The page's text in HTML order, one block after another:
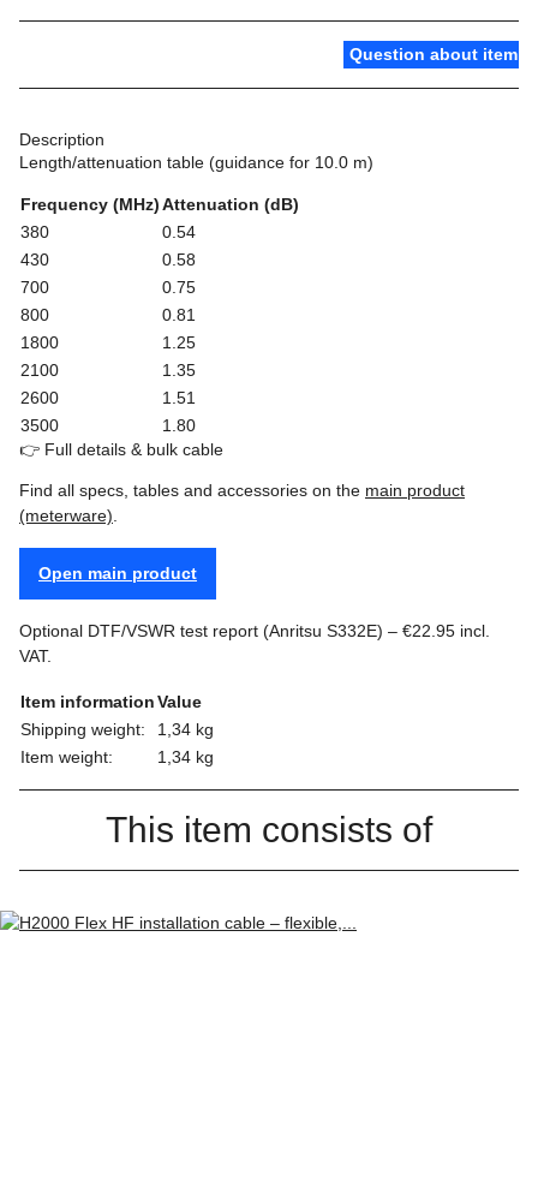
Question about item
Description
Length/attenuation table (guidance for 10.0 m)
Frequency (MHz)Attenuation (dB)
380
0.54
430
0.58
700
0.75
800
0.81
1800
1.25
2100
1.35
2600
1.51
3500
1.80
👉 Full details & bulk cable
Find all specs, tables and accessories on the main product
(meterware)
Open main product
Optional DTF/VSWR test report (Anritsu S332E) – €22.95 incl.
VAT.
Item informationValue
Shipping weight:
1,34 kg
Item weight:
1,34 kg
This item consists of